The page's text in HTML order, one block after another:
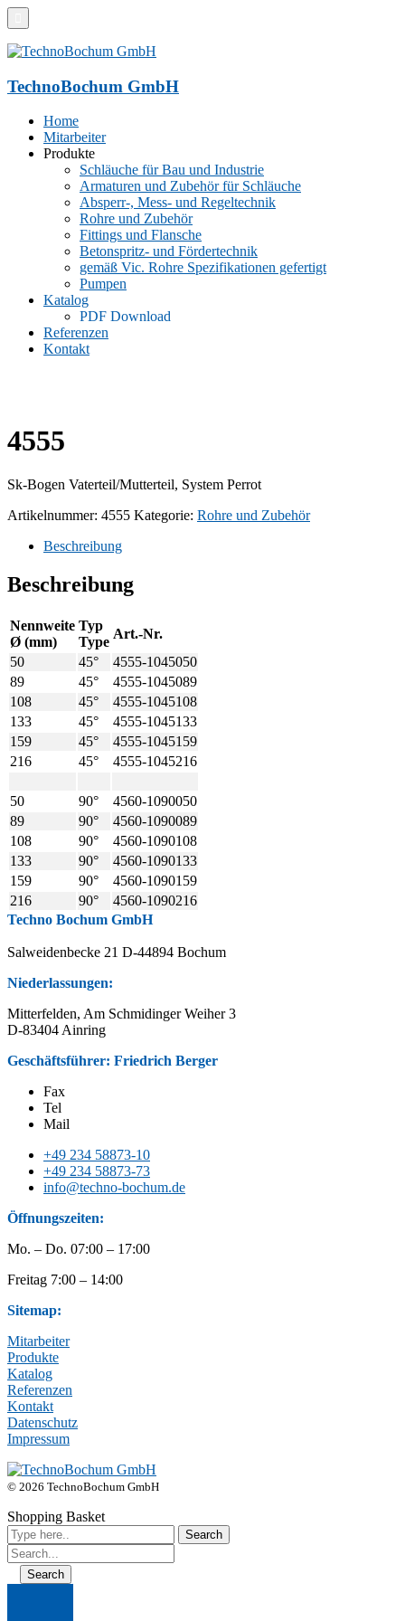
TechnoBochum GmbH
Home
Mitarbeiter
Produkte
Schläuche für Bau und Industrie
Armaturen und Zubehör für Schläuche
Absperr-, Mess- und Regeltechnik
Rohre und Zubehör
Fittings und Flansche
Betonspritz- und Fördertechnik
gemäß Vic. Rohre Spezifikationen gefertigt
Pumpen
Katalog
PDF Download
Referenzen
Kontakt
4555
Sk-Bogen Vaterteil/Mutterteil, System Perrot
Artikelnummer: 4555 Kategorie: Rohre und Zubehör
Beschreibung
Beschreibung
Nennweite
Ø (mm)
Typ
Type
Art.-Nr.
50
45°
4555-1045050
89
45°
4555-1045089
108
45°
4555-1045108
133
45°
4555-1045133
159
45°
4555-1045159
216
45° 4555-1045216
50 90°
4560-1090050
89
90°
4560-1090089
108
90°
4560-1090108
133
90°
4560-1090133
159
90°
4560-1090159
216
90°
4560-1090216
Techno Bochum GmbH
Salweidenbecke 21 D-44894 Bochum
Niederlassungen:
Mitterfelden, Am Schmidinger Weiher 3
D-83404 Ainring
Geschäftsführer: Friedrich Berger
Fax
Tel
Mail
+49 234 58873-10
+49 234 58873-73
info@techno-bochum.de
Öffnungszeiten:
Mo. – Do. 07:00 – 17:00
Freitag 7:00 – 14:00
Sitemap:
Mitarbeiter
Produkte
Katalog
Referenzen
Kontakt
Datenschutz
Impressum
© 2026 TechnoBochum GmbH
Shopping Basket